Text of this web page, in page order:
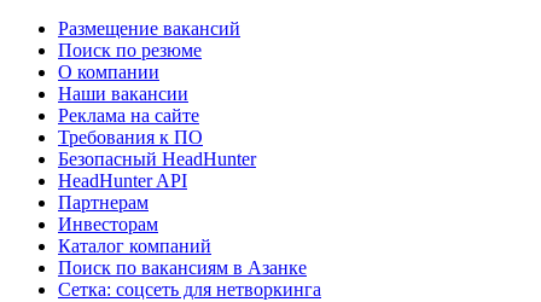
Размещение вакансий
Поиск по резюме
О компании
Наши вакансии
Реклама на сайте
Требования к ПО
Безопасный HeadHunter
HeadHunter API
Партнерам
Инвесторам
Каталог компаний
Поиск по вакансиям в Азанке
Сетка: соцсеть для нетворкинга